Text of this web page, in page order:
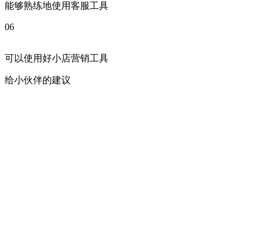
能够熟练地使用客服工具
06
可以使用好小店营销工具
给小伙伴的建议